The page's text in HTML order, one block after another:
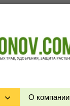
О компании